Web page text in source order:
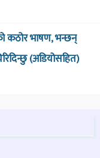
कठोर भाषण, भन्छन्
(अडियोसहित)